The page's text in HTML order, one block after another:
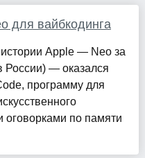
для вайбкодинга
Apple — Neo за
России) — оказался
программу для
оговорками по памяти